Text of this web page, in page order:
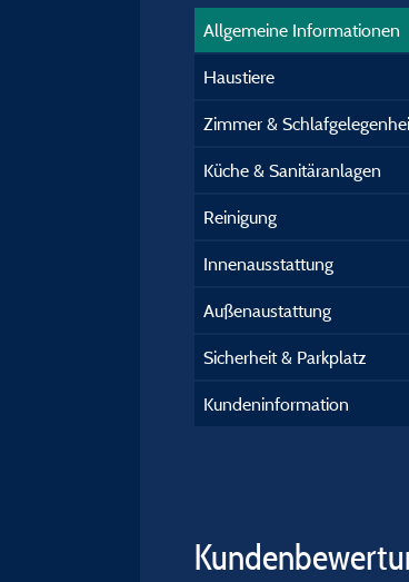
Allgemeine Informationen
Haustiere
Zimmer &
Küche & Sanitäranlagen
Reinigung
Innenausstattung
Außenaustattung
Sicherheit & Parkplatz
Kundeninformation